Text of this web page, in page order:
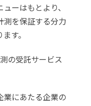
ーはもとより、
測を保証する分力
す。
の受託サービス
業にあたる企業の